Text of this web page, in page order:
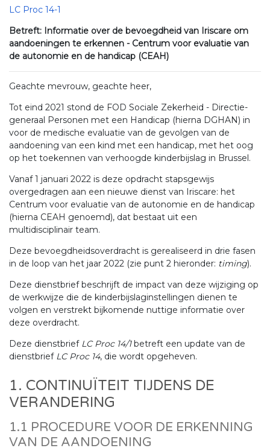
LC Proc 14-1
Betreft: Informatie over de bevoegdheid van Iriscare om
aandoeningen te erkennen - Centrum voor evaluatie van
de autonomie en de handicap (CEAH)
Geachte mevrouw, geachte heer,
Tot eind 2021 stond de FOD Sociale Zekerheid - Directie-
generaal Personen met een Handicap (hierna DGHAN) in
voor de medische evaluatie van de gevolgen van de
aandoening van een kind met een handicap, met het oog
op het toekennen van verhoogde kinderbijslag in Brussel.
Vanaf 1 januari 2022 is deze opdracht stapsgewijs
overgedragen aan een nieuwe dienst van Iriscare: het
Centrum voor evaluatie van de autonomie en de handicap
(hierna CEAH genoemd), dat bestaat uit een
multidisciplinair team.
Deze bevoegdheidsoverdracht is gerealiseerd in drie fasen
in de loop van het jaar 2022 (zie punt 2 hieronder: timing).
Deze dienstbrief beschrijft de impact van deze wijziging op
de werkwijze die de kinderbijslaginstellingen dienen te
volgen en verstrekt bijkomende nuttige informatie over
deze overdracht.
Deze dienstbriefLC Proc 14/1betreft een update van de
dienstbrief LC Proc 14, die wordt opgeheven.
1. CONTINUÏTEIT TIJDENS DE
VERANDERING
1.1 PROCEDURE VOOR DE ERKENNING
VAN DE AANDOENING